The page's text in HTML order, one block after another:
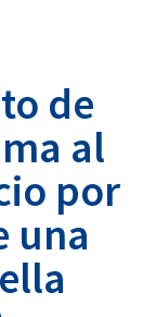
de
al
por
una